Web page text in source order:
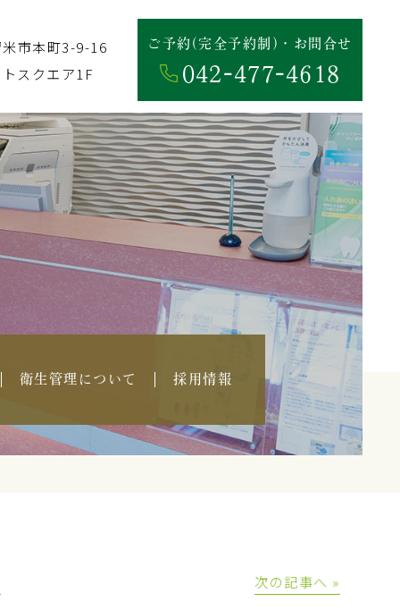
市本町3-9-16
スクエア1F
ご予約(完全予約制)・お問合せ
042-477-4618
衛生管理について 採用情報
次の記事へ »